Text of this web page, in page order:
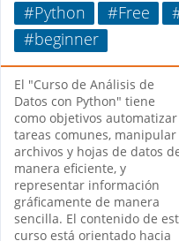
#Python #Free
#beginner
El "Curso de Análisis de
Datos con Python" tiene
como objetivos automatizar
tareas comunes, manipular
archivos y hojas de datos
manera eficiente, y
representar información
gráficamente de manera
sencilla. El contenido de
curso está orientado hacia